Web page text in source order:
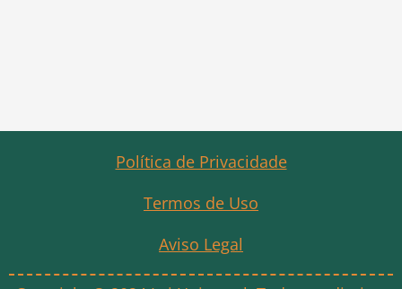
Política de Privacidade
Termos de Uso
Aviso Legal